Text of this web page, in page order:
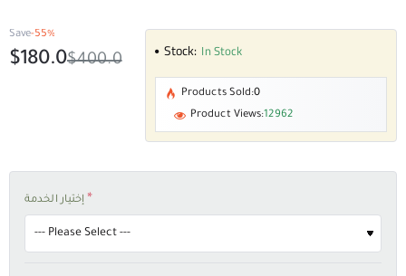
Save-55%
$180.0$400.0 Stock: In Stock
Products Sold:0
Product Views:12962
إختيار الخدمة